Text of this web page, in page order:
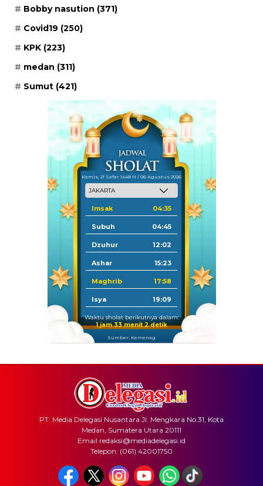
Bobby nasution (371)
Covid19 (250)
KPK (223)
medan (311)
Sumut (421)
Kamis, 21 Safar 1448 H / 06 Agustus 2026
Imsak 04:35
Subuh 04:45
Dzuhur 12:02
Ashar 15:23
Maghrib 17:58
Isya 19:09
Waktu sholat berikutnya dalam:
1 jam 33 menit 2 detik
Sumber: Kemenag
PT. Media Delegasi Nusantara Jl. Mengkara No.31, Kota
Medan, Sumatera Utara 20111
Email redaksi@mediadelegasi.id
Telepon: (061) 42001750